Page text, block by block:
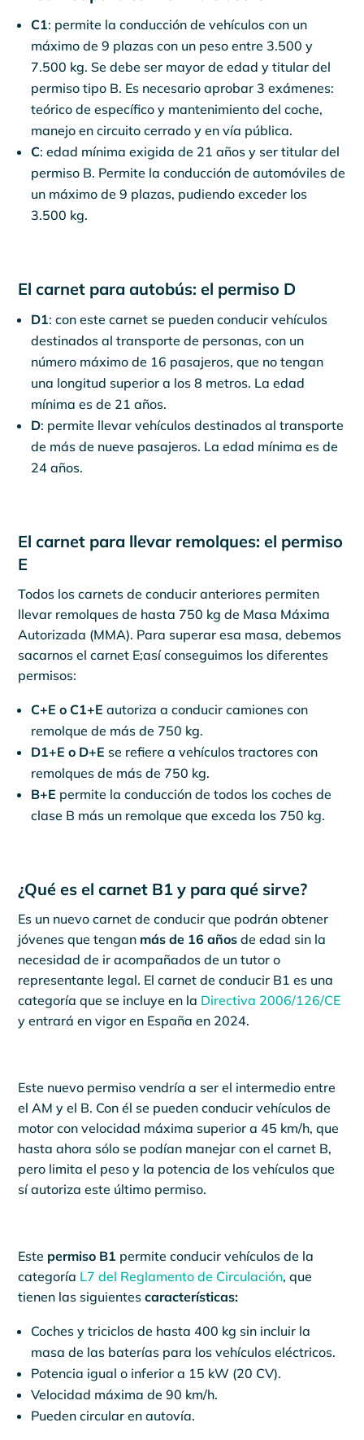
C1: permite la conducción de vehículos con un
máximo de 9 plazas con un peso entre 3.500 y
7.500 kg. Se debe ser mayor de edad y titular del
permiso tipo B. Es necesario aprobar 3 exámenes:
teórico de específico y mantenimiento del coche,
manejo en circuito cerrado y en vía pública.
C: edad mínima exigida de 21 años y ser titular del
permiso B. Permite la conducción de automóviles de
un máximo de 9 plazas, pudiendo exceder los
3.500 kg.
El carnet para autobús: el permiso D
D1: con este carnet se pueden conducir vehículos
destinados al transporte de personas, con un
número máximo de 16 pasajeros, que no tengan
una longitud superior a los 8 metros. La edad
mínima es de 21 años.
D: permite llevar vehículos destinados al transporte
de más de nueve pasajeros. La edad mínima es de
24 años.
El carnet para llevar remolques: el permiso
E
Todos los carnets de conducir anteriores permiten
llevar remolques de hasta 750 kg de Masa Máxima
Autorizada (MMA). Para superar esa masa, debemos
sacarnos el carnet E;así conseguimos los diferentes
permisos:
C+E o C1+E autoriza a conducir camiones con
remolque de más de 750 kg.
D1+E o D+E se refiere a vehículos tractores con
remolques de más de 750 kg.
B+E permite la conducción de todos los coches de
clase B más un remolque que exceda los 750 kg.
¿Qué es el carnet B1 y para qué sirve?
Es un nuevo carnet de conducir que podrán obtener
jóvenes que tengan más de 16 años de edad sin la
necesidad de ir acompañados de un tutor o
representante legal. El carnet de conducir B1 es una
categoría que se incluye en la Directiva 2006/126/CE
y entrará en vigor en España en 2024.
Este nuevo permiso vendría a ser el intermedio entre
el AM y el B. Con él se pueden conducir vehículos de
motor con velocidad máxima superior a 45 km/h, que
hasta ahora sólo se podían manejar con el carnet B,
pero limita el peso y la potencia de los vehículos que
sí autoriza este último permiso.
Este permiso B1 permite conducir vehículos de la
categoría L7 del Reglamento de Circulación, que
tienen las siguientes características:
Coches y triciclos de hasta 400 kg sin incluir la
masa de las baterías para los vehículos eléctricos.
Potencia igual o inferior a 15 kW (20 CV).
Velocidad máxima de 90 km/h.
Pueden circular en autovía.